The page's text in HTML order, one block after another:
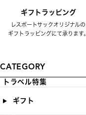
ギフトラッピング
レスポートサックオリジナルの
ギフトラッピングにて承ります。
CATEGORY
トラベル特集
ギフト